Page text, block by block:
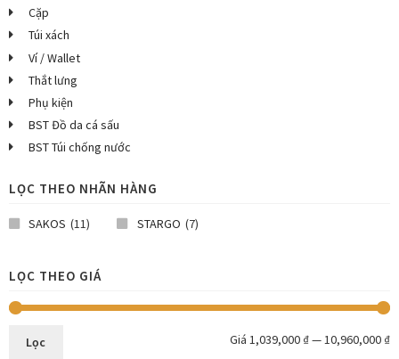
Cặp
Túi xách
Ví / Wallet
Thắt lưng
Phụ kiện
BST Đồ da cá sấu
BST Túi chống nước
LỌC THEO NHÃN HÀNG
SAKOS (11) STARGO (7)
LỌC THEO GIÁ
Lọc Giá1,039,000 ₫—10,960,000 ₫